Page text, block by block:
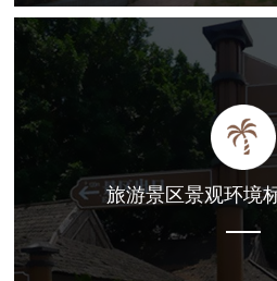
旅游景区景观环境